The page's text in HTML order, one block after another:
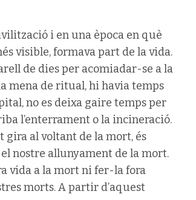
i en una època en què
visible, formava part de la vida.
de dies per acomiadar-se a la
mena de ritual, hi havia temps
no es deixa gaire temps per
l’enterrament o la incineració.
gira al voltant de la mort, és
nostre allunyament de la mort.
vida a la mort ni fer-la fora
morts. A partir d’aquest